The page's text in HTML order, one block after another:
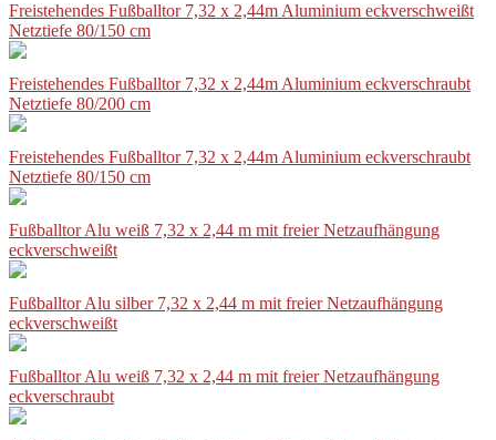
Freistehendes Fußballtor 7,32 x 2,44m Aluminium eckverschweißt
Netztiefe 80/150 cm
Freistehendes Fußballtor 7,32 x 2,44m Aluminium eckverschraubt
Netztiefe 80/200 cm
Freistehendes Fußballtor 7,32 x 2,44m Aluminium eckverschraubt
Netztiefe 80/150 cm
Fußballtor Alu weiß 7,32 x 2,44 m mit freier Netzaufhängung
eckverschweißt
Fußballtor Alu silber 7,32 x 2,44 m mit freier Netzaufhängung
eckverschweißt
Fußballtor Alu weiß 7,32 x 2,44 m mit freier Netzaufhängung
eckverschraubt